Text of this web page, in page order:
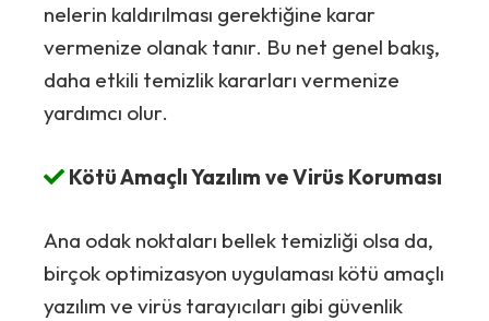
nelerin kaldırılması gerektiğine karar
vermenize olanak tanır. Bu net genel bakış,
daha etkili temizlik kararları vermenize
yardımcı olur.
Kötü Amaçlı Yazılım ve Virüs Koruması
Ana odak noktaları bellek temizliği olsa da,
birçok optimizasyon uygulaması kötü amaçlı
yazılım ve virüs tarayıcıları gibi güvenlik